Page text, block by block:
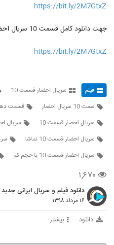
https://bit.ly/2M7GtxZ
جهت دانلود کامل قسمت 10 سریال احضار به لینک زیر مراجعه کنید
https://bit.ly/2M7GtxZ
فیلم سریال احضار قسمت 10
سمت 10 سریال احضار
قسمت
سریال احضار قسمت 10
سریال
سریال احضار قسمت 10 نماشا
سریال احضار قسمت 10 با حجم کم
۱,۶۷۰
۱۶ مرداد ۱۳۹۸
دانلود بیشتر